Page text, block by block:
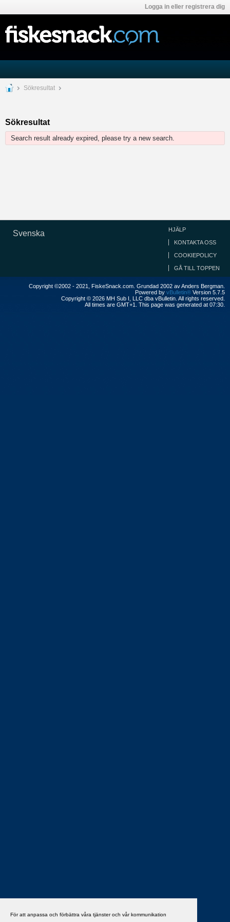
För att anpassa och förbättra våra tjänster och vår kommunikation
Logga in eller registrera dig
Sökresultat
Sökresultat
Search result already expired, please try a new search.
Svenska HJÄLP
KONTAKTA OSS
COOKIEPOLICY
GÅ TILL TOPPEN
Copyright ©2002 - 2021, FiskeSnack.com. Grundad 2002 av Anders Bergman.
Powered by vBulletin® Version 5.7.5
Copyright © 2026 MH Sub I, LLC dba vBulletin. All rights reserved.
All times are GMT+1. This page was generated at 07:30.